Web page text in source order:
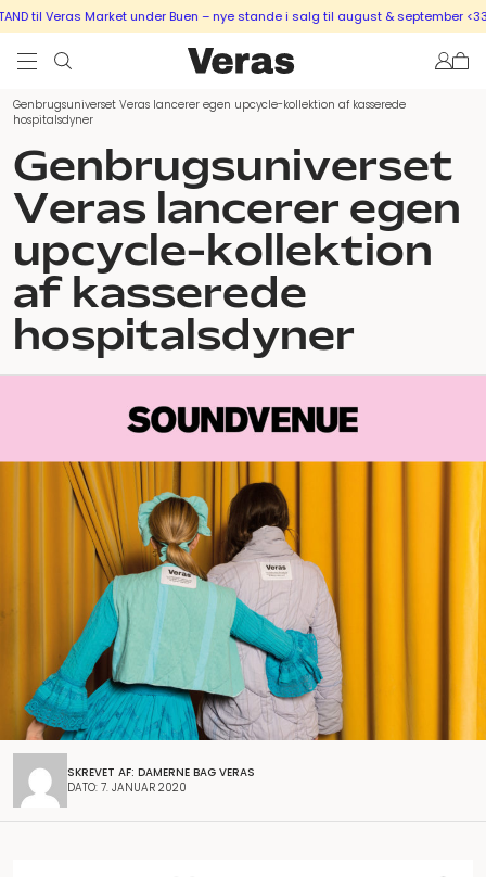
til Veras Market under Buen – nye stande i salg til august & september <333
Genbrugsuniverset Veras lancerer egen upcycle-kollektion af kasserede
hospitalsdyner
Genbrugsuniverset
Veras lancerer egen
upcycle-kollektion
af kasserede
hospitalsdyner
SKREVET AF: DAMERNE BAG VERAS
DATO: 7. JANUAR 2020